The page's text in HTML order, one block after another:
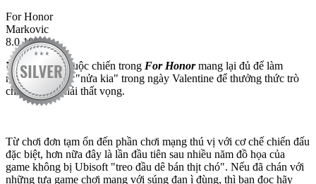
For Honor
Markovic
8.0 10
Những gì mà cuộc chiến trong For Honormang lại đủ để làm
những ai đã bỏ "nửa kia" trong ngày Valentine để thưởng thức trò
chơi không phải thất vọng.
Từ chơi đơn tạm ổn đến phần chơi mạng thú vị với cơ chế chiến đấu
đặc biệt, hơn nữa đây là lần đầu tiên sau nhiều năm đồ họa của
game không bị Ubisoft "treo đầu dê bán thịt chó". Nếu đã chán với
những tựa game chơi mạng với súng đạn ì đùng, thì bạn đọc hãy